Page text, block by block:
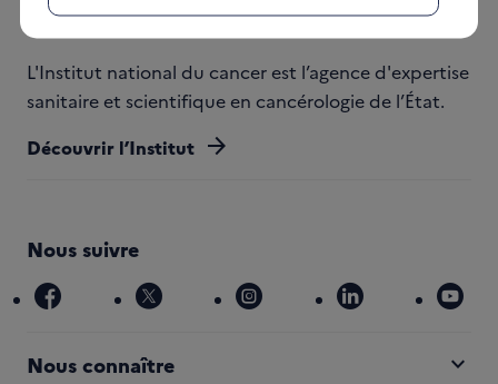
L'Institut national du cancer est l’agence d'expertise
sanitaire et scientifique en cancérologie de l’État.
Découvrir l’Institut arrow_forward
Nous suivre
facebook x instagram linkedin
Nous connaître expand_more